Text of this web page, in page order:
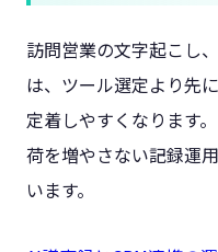
訪問営業の文字起こし
は、ツール選定より先
定着しやすくなります
荷を増やさない記録運
います。